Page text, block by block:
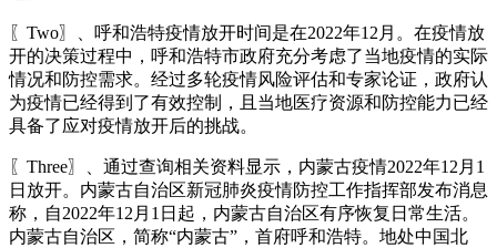
〖Two〗、呼和浩特疫情放开时间是在2022年12月。在疫情放
开的决策过程中，呼和浩特市政府充分考虑了当地疫情的实际
情况和防控需求。经过多轮疫情风险评估和专家论证，政府认
为疫情已经得到了有效控制，且当地医疗资源和防控能力已经
具备了应对疫情放开后的挑战。
〖Three〗、通过查询相关资料显示，内蒙古疫情2022年12月1
日放开。内蒙古自治区新冠肺炎疫情防控工作指挥部发布消息
称，自2022年12月1日起，内蒙古自治区有序恢复日常生活。
内蒙古自治区，简称“内蒙古”，首府呼和浩特。地处中国北